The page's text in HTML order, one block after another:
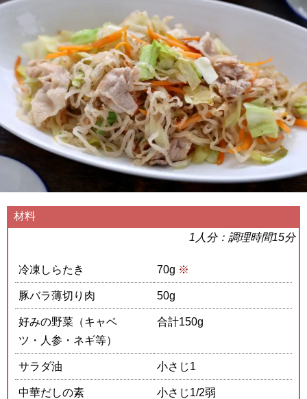
材料
1人分：調理時間15分
冷凍しらたき 70g ※
豚バラ薄切り肉 50g
好みの野菜（キャベ
ツ・人参・ネギ等）
合計150g
サラダ油 小さじ1
中華だしの素 小さじ1/2弱